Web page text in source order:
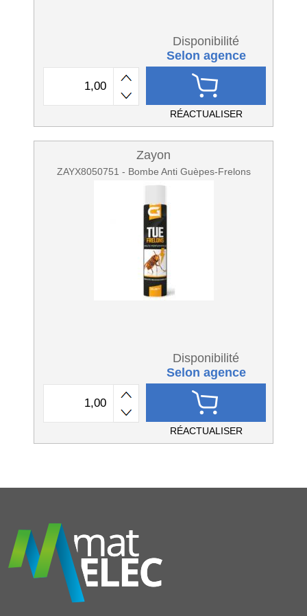
Disponibilité
Selon agence
RÉACTUALISER
Zayon
ZAYX8050751 - Bombe Anti Guèpes-Frelons
Disponibilité
Selon agence
RÉACTUALISER